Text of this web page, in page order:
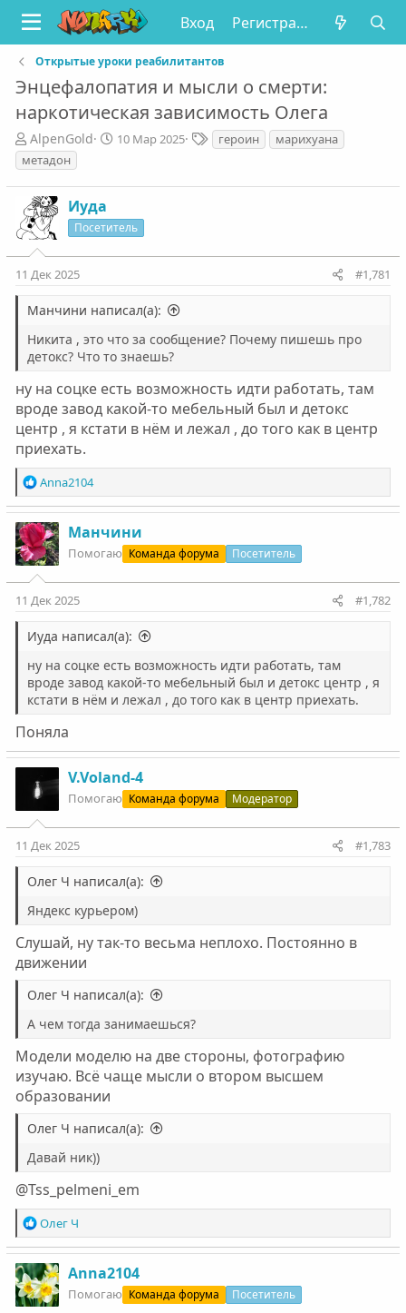
Вход Регистрация
Открытые уроки реабилитантов
Энцефалопатия и мысли о смерти:
наркотическая зависимость Олега
А
в
т
о
р
т
е
м
ы
AlpenGold
Д
а
а
ч
а
10 Мар 2025
Т
е
и
героин
марихуана
метадон
Иуда
Посетитель
11 Дек 2025 #1,781
Манчини написал(а):
Никита , это что за сообщение? Почему пишешь про
детокс? Что то знаешь?
ну на соцке есть возможность идти работать, там
вроде завод какой-то мебельный был и детокс
центр , я кстати в нём и лежал , до того как в центр
приехать.
Р
е
а
к
ц
и
и
:
Anna2104
Манчини
Помогаю Команда форума Посетитель
11 Дек 2025 #1,782
Иуда написал(а):
ну на соцке есть возможность идти работать, там
вроде завод какой-то мебельный был и детокс центр , я
кстати в нём и лежал , до того как в центр приехать.
Поняла
V.Voland-4
Помогаю Команда форума Модератор
11 Дек 2025 #1,783
Олег Ч написал(а):
Яндекс курьером)
Слушай, ну так-то весьма неплохо. Постоянно в
движении
Олег Ч написал(а):
А чем тогда занимаешься?
Модели моделю на две стороны, фотографию
изучаю. Всё чаще мысли о втором высшем
образовании
Олег Ч написал(а):
Давай ник))
@Tss_pelmeni_em
Р
е
а
к
ц
и
Олег Ч
Anna2104
Помогаю Команда форума Посетитель